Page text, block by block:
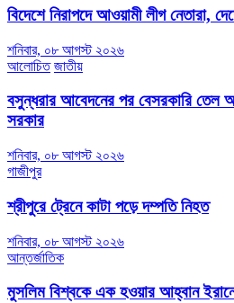
বিদেশে নিরাপদে আওয়ামী লীগ নেতারা,
শনিবার, ০৮ আগস্ট ২০২৬
আলোচিত জাতীয়
বসুন্ধরার আবেদনের পর বেসরকারি তেল
সরকার
শনিবার, ০৮ আগস্ট ২০২৬
গাজীপুর
শ্রীপুরে ট্রেনে কাটা পড়ে দম্পতি নিহত
শনিবার, ০৮ আগস্ট ২০২৬
আন্তর্জাতিক
মুসলিম বিশ্বকে এক হওয়ার আহ্বান ইরানের